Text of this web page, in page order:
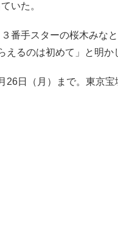
いた。
番手スターの桜木みな
えるのは初めて」と明
日（月）まで。東京宝